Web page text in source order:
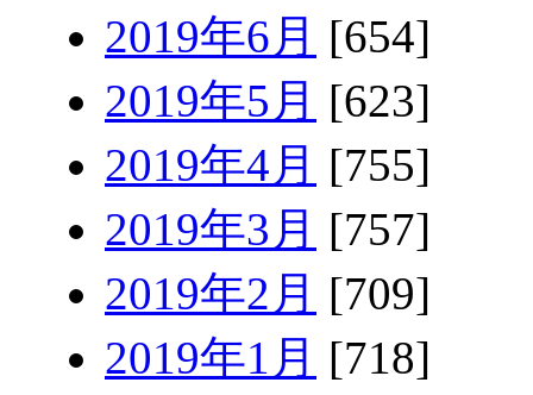
2019年6月 [654]
2019年5月 [623]
2019年4月 [755]
2019年3月 [757]
2019年2月 [709]
2019年1月 [718]